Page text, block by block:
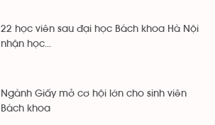
22 học viên sau đại học Bách khoa Hà Nội
nhận học...
Ngành Giấy mở cơ hội lớn cho sinh viên
Bách khoa